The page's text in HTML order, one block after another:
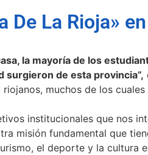
De La Rioja»
la mayoría de los
surgieron de esta provincia”,
muchos de los
institucionales que nos
misión fundamental que
el deporte y la cultura